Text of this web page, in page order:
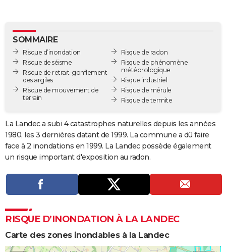
GUIDES D'ACHAT
BONS PLANS
CARTE DE VOEUX
Carte de Noël
Carte Bonne année
Carte Saint-Valentin
Carte Pâques
Carte d'anniversaire
DICTIONNAIRE
COPAINS D'AVANT
S'inscrire
Se connecter
Lycées
Collèges
Primaires
Universités
Entreprises
Service militaire
Avis de recherche
AVIS DE DÉCÈS
FORUM
Bricolage
Lifestyle
Culture
Sport
Auto
Television
Voyage
Cinema
SOMMAIRE
Risque d’inondation
Risque de séisme
Risque de retrait-gonflement
des argiles
Risque de mouvement de
terrain
Risque de radon
Risque de phénomène
météorologique
Risque industriel
Risque de mérule
Risque de termite
La Landec a subi 4 catastrophes naturelles depuis les années
1980, les 3 dernières datant de 1999. La commune a dû faire
face à 2 inondations en 1999. La Landec possède également
un risque important d'exposition au radon.
RISQUE D’INONDATION À LA LANDEC
Carte des zones inondables à la Landec